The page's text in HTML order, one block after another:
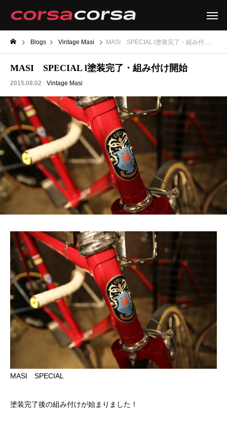
Blogs Vintage Masi MASI SPECIAL l塗装完了・組み付け開始
MASI SPECIAL l塗装完了・組み付け開始
2015.08.02 Vintage Masi
MASI SPECIAL
塗装完了後の組み付けが始まりました！